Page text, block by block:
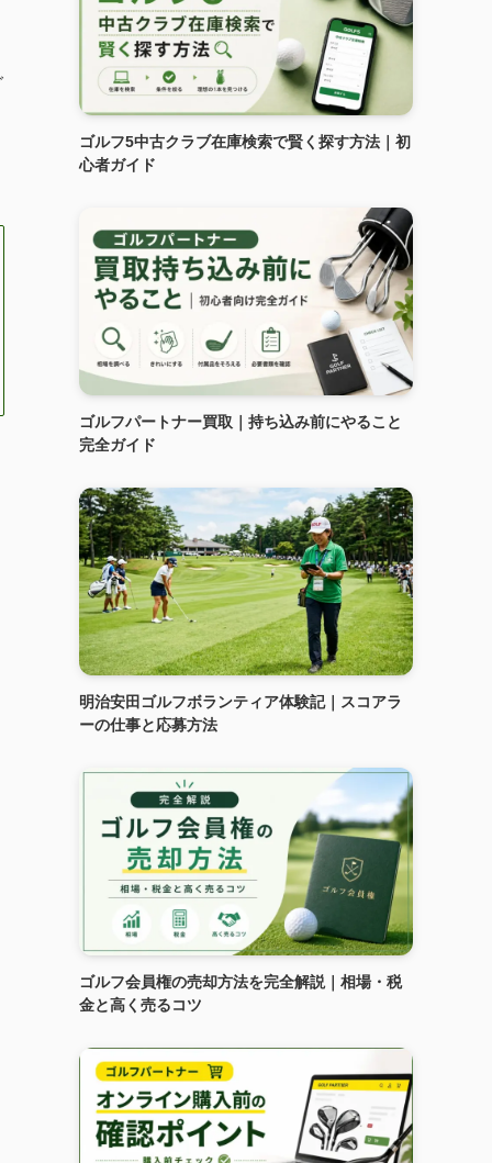
ゴルフ5中古クラブ在庫検索で賢く探す方法｜初
心者ガイド
ゴルフパートナー買取｜持ち込み前にやること
完全ガイド
明治安田ゴルフボランティア体験記｜スコアラ
ーの仕事と応募方法
ゴルフ会員権の売却方法を完全解説｜相場・税
金と高く売るコツ